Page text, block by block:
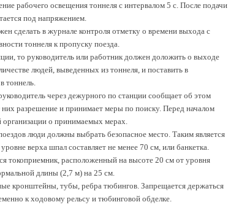
рабочего освещения тоннеля с интервалом 5 с. После подачи
под напряжением.
сделать в журнале контроля отметку о времени выхода с
тоннеля к пропуску поезда.
то руководитель или работник должен доложить о выходе
людей, выведенных из тоннеля, и поставить в
тоннель.
через дежурного по станции сообщает об этом
разрешение и принимает меры по поиску. Перед началом
о принимаемых мерах.
люди должны выбрать безопасное место. Таким является
верха шпал составляет не менее 70 см, или банкетка.
токоприемник, расположенный на высоте 20 см от уровня
длины (2,7 м) на 25 см.
кронштейны, тубы, ребра тюбингов. Запрещается держаться
к ходовому рельсу и тюбинговой обделке.